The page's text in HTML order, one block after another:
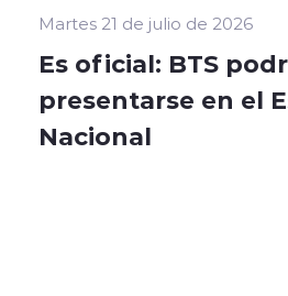
Martes 21 de julio de 2026
Es oficial: BTS
presentarse en el
Nacional